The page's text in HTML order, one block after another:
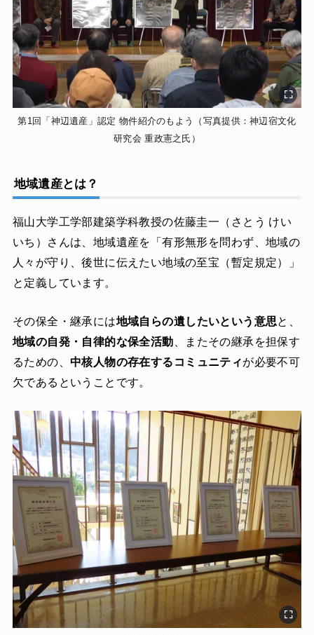
第1回「神辺遺産」認定 物件紹介のもよう（写真提供：神辺宿文化
研究会 重政憲之氏）
地域遺産とは？
福山大学工学部建築学科教授の佐藤圭一（さとう けい
いち）さんは、地域遺産を「有形無形を問わず、地域の
人々が守り、後世に伝えたい地域の至宝（暫定規定）」
と定義しています。
その保全・継承には地域自らの遺したいという意思と、
地域の自発・自律的な保全活動 、またその継承を担保す
るための、 中核人物の存在するコミュニティが必要不可
欠であるということです。